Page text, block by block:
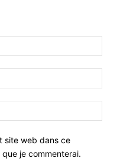
:*
:*
:
site web dans ce
je commenterai.